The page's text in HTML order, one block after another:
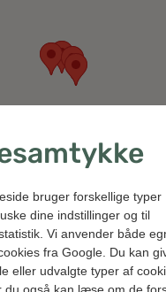
af vandledninger
bruger forskellige typer
dine indstillinger og til
Vi anvender både
fra Google. Du kan
eller udvalgte typer af